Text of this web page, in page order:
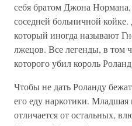
себя братом Джона
соседней больничной
который иногда называют
лжецов. Все легенды, в том
которого убил король
Чтобы не дать Роланду
его еду наркотики. Младшая
отличается от остальных,